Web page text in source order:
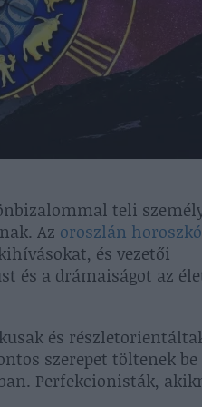
teli
Az oroszlán
és vezetői
és a drámaiságot az
és
szerepet töltenek be
Perfekcionisták,